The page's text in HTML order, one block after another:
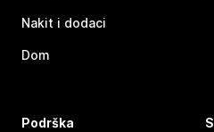
Nakit i dodaci
Dom
Podrška